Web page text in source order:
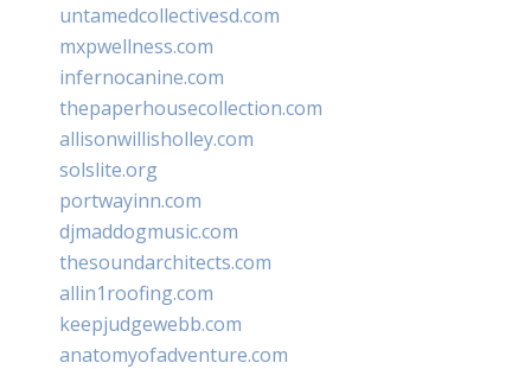
untamedcollectivesd.com
mxpwellness.com
infernocanine.com
thepaperhousecollection.com
allisonwillisholley.com
solslite.org
portwayinn.com
djmaddogmusic.com
thesoundarchitects.com
allin1roofing.com
keepjudgewebb.com
anatomyofadventure.com